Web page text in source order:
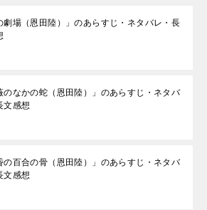
劇場（恩田陸）」のあらすじ・ネタバレ・長
のなかの蛇（恩田陸）」のあらすじ・ネタバ
文感想
の百合の骨（恩田陸）」のあらすじ・ネタバ
文感想